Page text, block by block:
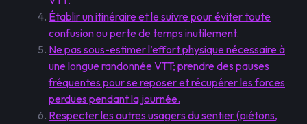
Établir un itinéraire et le suivre pour éviter toute
confusion ou perte de temps inutilement.
Ne pas sous-estimer l’effort physique nécessaire à
une longue randonnée VTT; prendre des pauses
fréquentes pour se reposer et récupérer les forces
perdues pendant la journée.
Respecter les autres usagers du sentier (piétons,